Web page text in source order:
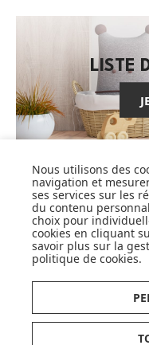
LISTE
Nous utilisons des
navigation et
ses services sur les
du contenu
choix pour
cookies en cliquant
savoir plus sur la
politique de cookies.